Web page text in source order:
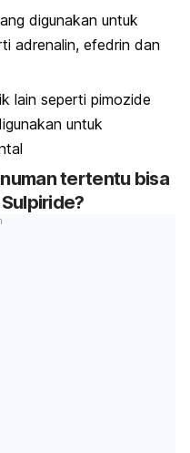
digunakan untuk
adrenalin, efedrin dan
lain seperti pimozide
untuk
tertentu bisa